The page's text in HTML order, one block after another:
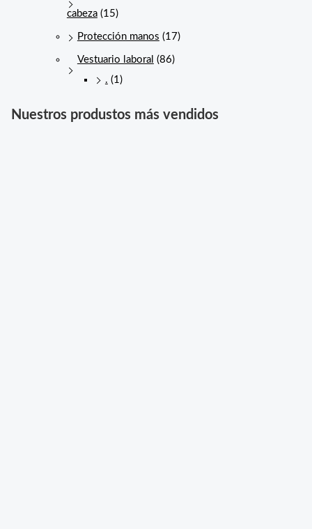
cabeza (15)
Protección manos (17)
Vestuario laboral (86)
. (1)
Nuestros produstos más vendidos